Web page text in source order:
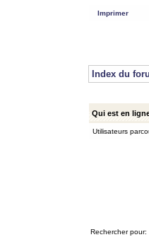
Imprimer
Index du
Qui est en
Utilisateurs
Rechercher pour: